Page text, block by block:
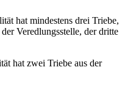
mindestens drei Triebe,
Veredlungsstelle, der dritte
zwei Triebe aus der